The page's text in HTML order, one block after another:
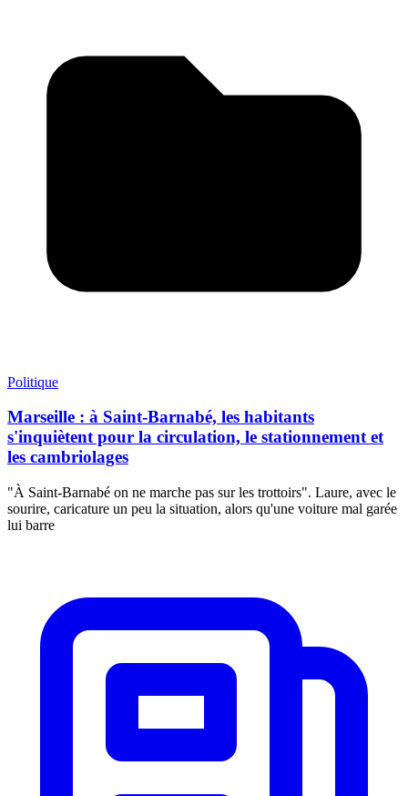
Politique
Marseille : à Saint-Barnabé, les habitants
s'inquiètent pour la circulation, le stationnement et
les cambriolages
"À Saint-Barnabé on ne marche pas sur les trottoirs". Laure, avec le
sourire, caricature un peu la situation, alors qu'une voiture mal garée
lui barre